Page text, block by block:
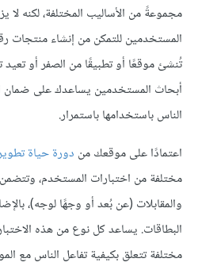
مجموعةً من الأساليب المختلفة، لكنه
المستخدمين للتمكن من إنشاء منتجات
تُنشئ موقعًا أو تطبيقًا من الصفر أو
أبحاث المستخدمين يساعدك على
الناس باستخدامها باستمرار.
اعتمادًا على موقعك من دورة حياة
مختلفة من اختبارات المستخدم، وتتضمن
والمقابلات (عن بُعد أو وجهًا لوجه)،
البطاقات. يساعد كل نوع من هذه
مختلفة تتعلق بكيفية تفاعل الناس مع